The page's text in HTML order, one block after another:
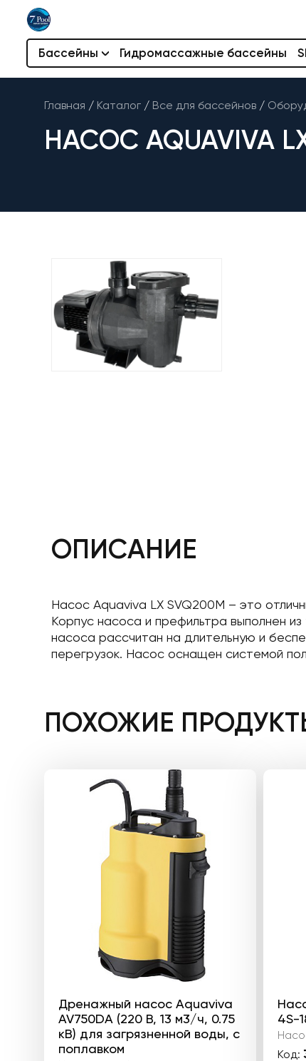
Бассейны Гидромассажные бассейны
Главная / Каталог / Все для бассейнов /
НАСОС AQUAVIVA
ОПИСАНИЕ
Насос Aquaviva LX SVQ200M – это
Корпус насоса и префильтра выполнен
насоса рассчитан на длительную и
перегрузок. Насос оснащен системой
ПОХОЖИЕ
Дренажный насос Aquaviva
AV750DA (220 В, 13 м3/ч, 0.75
кВ) для загрязненной воды, с
поплавком
4S-
Код: